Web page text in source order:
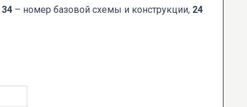
34 – номер базовой схемы и конструкции, 24